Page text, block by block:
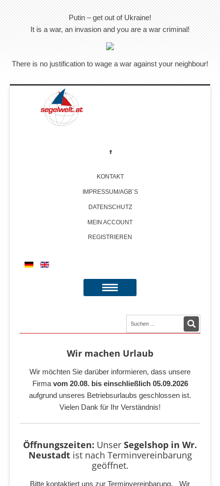
Putin – get out of Ukraine!
It is a war, an invasion and you are a war criminal!
There is no justification to wage a war against your neighbour!
KONTAKT
IMPRESSUM/AGB´S
DATENSCHUTZ
MEIN ACCOUNT
REGISTRIEREN
Wir machen Urlaub
Wir möchten Sie darüber informieren, dass unsere
Firma vom 20.08. bis einschließlich 05.09.2026
aufgrund unseres Betriebsurlaubs geschlossen ist.
Vielen Dank für Ihr Verständnis!
Öffnungszeiten: Unser Segelshop in Wr.
Neustadt ist nach Terminvereinbarung
geöffnet.
Bitte kontaktiert uns zur Terminvereinbarung. Wir